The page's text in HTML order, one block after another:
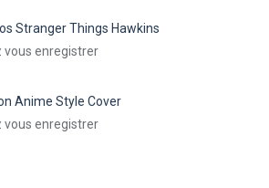
Stranger Things Hawkins
vous enregistrer
Anime Style Cover
vous enregistrer